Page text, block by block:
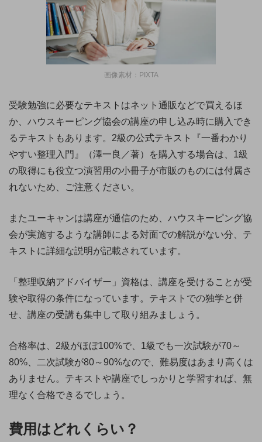
画像素材：PIXTA
受験勉強に必要なテキストはネット通販などで買えるほ
か、ハウスキーピング協会の講座の申し込み時に購入でき
るテキストもあります。2級の公式テキスト『一番わかり
やすい整理入門』（澤一良／著）を購入する場合は、1級
の取得にも役立つ演習用の小冊子が市販のものには付属さ
れないため、ご注意ください。
またユーキャンは講座が通信のため、ハウスキーピング協
会が実施するような講師による対面での解説がない分、テ
キストに詳細な説明が記載されています。
「整理収納アドバイザー」資格は、講座を受けることが受
験や取得の条件になっています。テキストでの独学と併
せ、講座の受講も集中して取り組みましょう。
合格率は、2級がほぼ100%で、1級でも一次試験が70～
80%、二次試験が80～90%なので、難易度はあまり高くは
ありません。テキストや講座でしっかりと学習すれば、無
理なく合格できるでしょう。
費用はどれくらい？